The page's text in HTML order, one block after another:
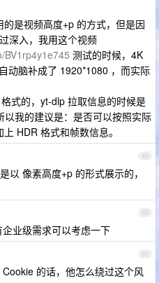
是视频高度+p 的方式，但是因
深入，我用这个视频
BV1rp4y1e745 测试的时候，4K
动脑补成了 1920*1080 ，而实际
式的，yt-dlp 拉取信息的时候是
我的建议是：是否可以按照实际
HDR 格式和帧数信息。
49
以 像素高度+p 的形式展示的，
50
业级需求可以考虑一下
51
的话，他怎么绕过这个风